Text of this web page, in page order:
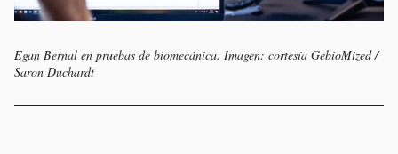
Egan Bernal en pruebas de biomecánica. Imagen: cortesía GebioMized /
Saron Duchardt